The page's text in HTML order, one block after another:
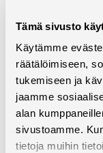
Tämä sivusto
Käytämme
räätälöimiseen,
tukemiseen ja
jaamme
alan
sivustoamme.
tietoja muihin
koko kesän
–
lauantaisin.
– Iisalmessa
lauantaisin